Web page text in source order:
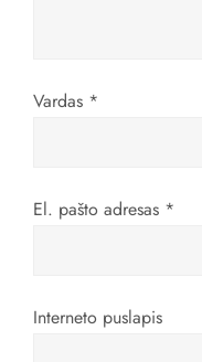
p
r
š
Vardas *
El. pašto adresas *
Interneto puslapis